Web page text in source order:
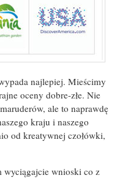
najlepiej. Mieścimy
oceny dobre-złe. Nie
ale to naprawdę
kraju i naszego
od kreatywnej czołówki,
wyciągajcie wnioski co z